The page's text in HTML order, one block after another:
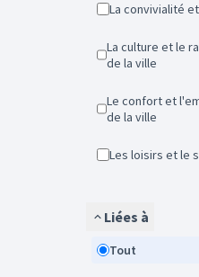
La convivialité
La culture et le rayonnement
de la ville
Le confort et l'embellissement
de la ville
Les loisirs et le
Liées à
Tout